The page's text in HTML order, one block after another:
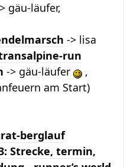
gäu-läufer,
-> lisa
run
-> gäu-läufer
,
am Start)
berglauf
Strecke, termin,